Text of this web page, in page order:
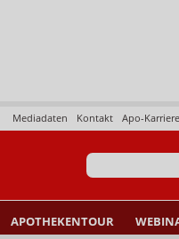
Apo-Karriere
Kontakt
Mediadaten
APOTHEKENTOUR